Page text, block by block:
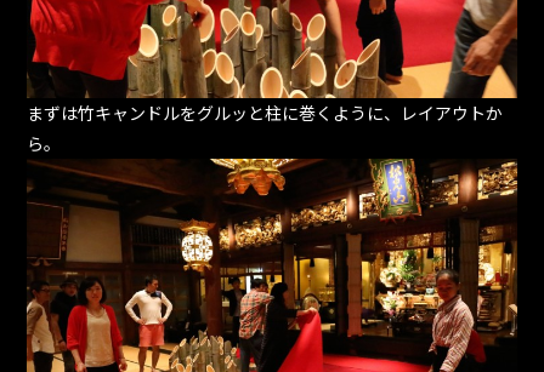
まずは竹キャンドルをグルッと柱に巻くように、レイアウトか
ら。